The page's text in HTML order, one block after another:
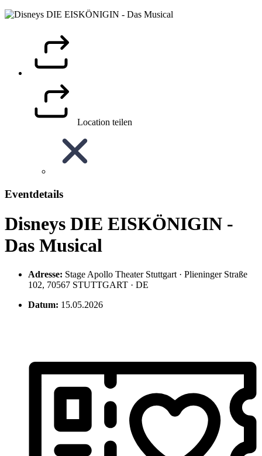
Location teilen
Eventdetails
Disneys DIE EISKÖNIGIN -
Das Musical
Adresse: Stage Apollo Theater Stuttgart · Plieninger Straße
102, 70567 STUTTGART · DE
Datum: 15.05.2026